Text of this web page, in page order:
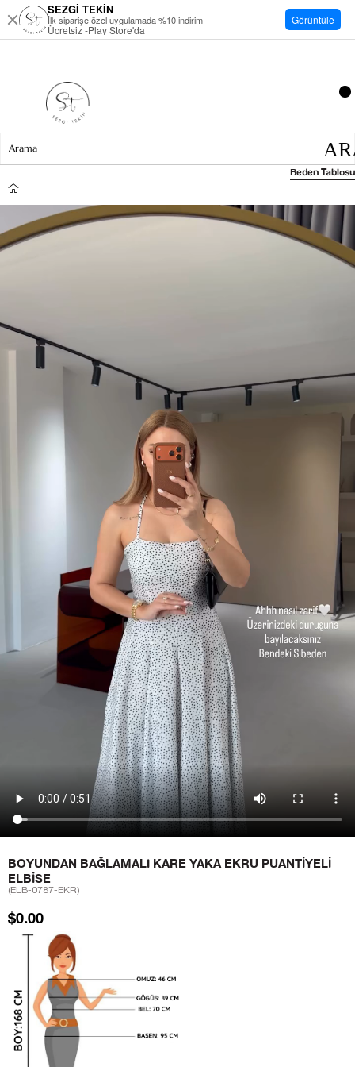
BOYUNDAN BAĞLAMALI KARE YAKA EKRU PUANTIYELI
ELBISE
(ELB-0787-EKR)
$0.00
Beden Tablosu
SEZGİ TEKİN
İlk siparişe özel uygulamada %10 indirim
Ücretsiz -Play Store'da
Görüntüle